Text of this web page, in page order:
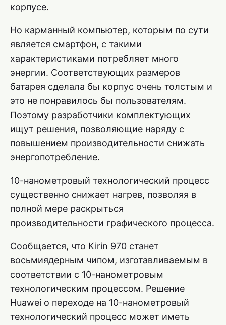
корпусе.
Но карманный компьютер, которым по сути
является смартфон, с такими
характеристиками потребляет много
энергии. Соответствующих размеров
батарея сделала бы корпус очень толстым и
это не понравилось бы пользователям.
Поэтому разработчики комплектующих
ищут решения, позволяющие наряду с
повышением производительности снижать
энергопотребление.
10-нанометровый технологический процесс
существенно снижает нагрев, позволяя в
полной мере раскрыться
производительности графического процесса.
Сообщается, что Kirin 970 станет
восьмиядерным чипом, изготавливаемым в
соответствии с 10-нанометровым
технологическим процессом. Решение
Huawei о переходе на 10-нанометровый
технологический процесс может иметь